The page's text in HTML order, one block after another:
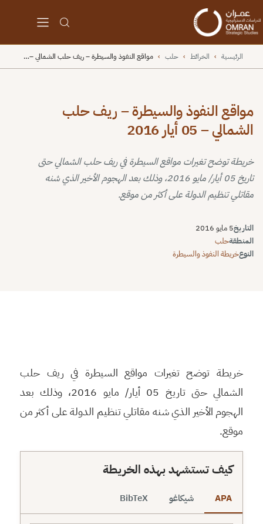
الرئيسية › الخرائط › حلب › مواقع النفوذ والسيطرة – ريف حلب الشمالي –…
مواقع النفوذ والسيطرة – ريف حلب
الشمالي – 05 أيار 2016
خريطة توضح تغيرات مواقع السيطرة في ريف حلب الشمالي حتى
تاريخ 05 أيار/ مايو 2016، وذلك بعد الهجوم الأخير الذي شنه
مقاتلي تنظيم الدولة على أكثر من موقع.
التاريخ5 مايو 2016
المنطقةحلب
النوعخريطة النفوذ والسيطرة
خريطة توضح تغيرات مواقع السيطرة في ريف حلب
الشمالي حتى تاريخ 05 أيار/ مايو 2016، وذلك بعد
الهجوم الأخير الذي شنه مقاتلي تنظيم الدولة على أكثر من
موقع.
كيف تستشهد بهذه الخريطة
APA شيكاغو BibTeX